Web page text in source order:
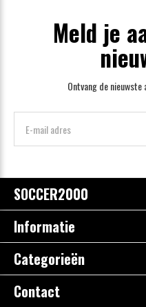
Meld je
Ontvang de
SOCCER2000
Informatie
Categorieën
Contact